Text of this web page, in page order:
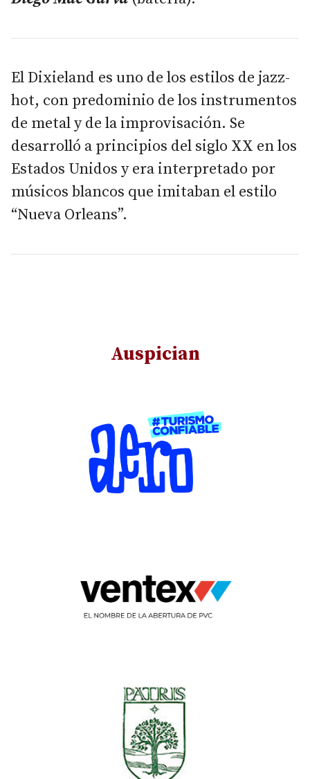
El Dixieland es uno de los estilos de jazz-
hot, con predominio de los instrumentos
de metal y de la improvisación. Se
desarrolló a principios del siglo XX en los
Estados Unidos y era interpretado por
músicos blancos que imitaban el estilo
“Nueva Orleans”.
Auspician